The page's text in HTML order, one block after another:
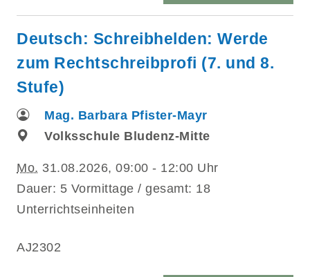
Deutsch: Schreibhelden: Werde
zum Rechtschreibprofi (7. und 8.
Stufe)
Mag. Barbara Pfister-Mayr
Volksschule Bludenz-Mitte
Mo. 31.08.2026, 09:00 - 12:00 Uhr
Dauer: 5 Vormittage / gesamt: 18
Unterrichtseinheiten
AJ2302